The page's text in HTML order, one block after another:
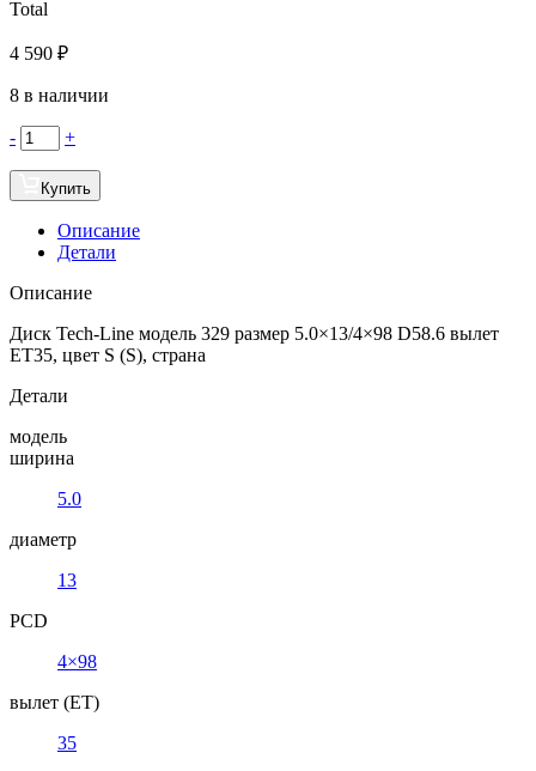
Total
4 590 ₽
8 в наличии
- +
Купить
Описание
Детали
Описание
Диск Tech-Line модель 329 размер 5.0×13/4×98 D58.6 вылет
ET35, цвет S (S), страна
Детали
модель
ширина
5.0
диаметр
13
PCD
4×98
вылет (ET)
35